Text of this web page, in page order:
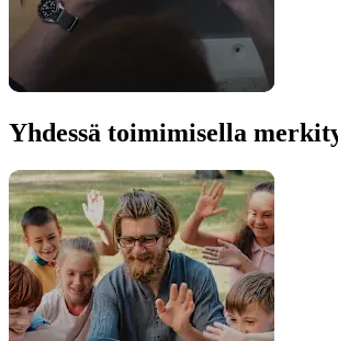
Yhdessä toimimisella